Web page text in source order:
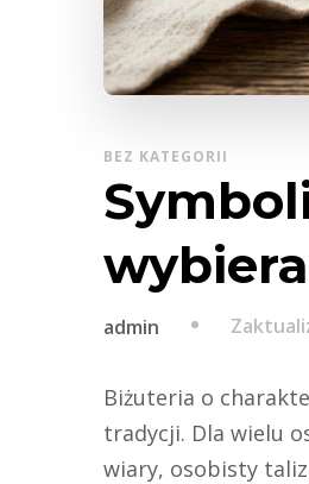
BEZ KATEGORII
admin
Biżuteria o
tradycji. Dla wielu
wiary, osobisty